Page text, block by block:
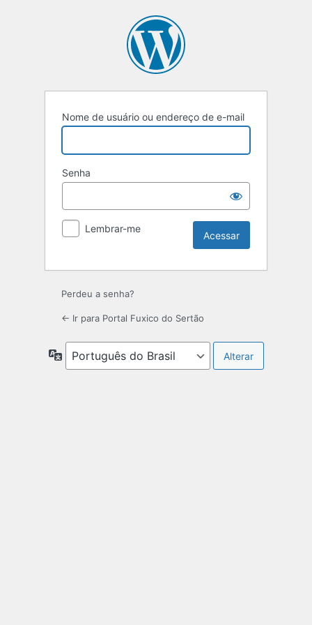
Nome de usuário ou endereço de e-mail
Senha
Lembrar-me
Perdeu a senha?
← Ir para Portal Fuxico do Sertão
Idioma